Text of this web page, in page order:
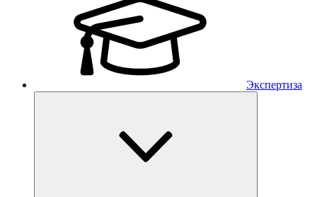
Экспертиза